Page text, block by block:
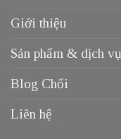
Giới thiệu
Sản phẩm & dịch vụ
Blog Chổi
Liên hệ